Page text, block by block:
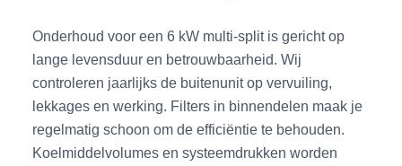
Onderhoud voor een 6 kW multi-split is gericht op
lange levensduur en betrouwbaarheid. Wij
controleren jaarlijks de buitenunit op vervuiling,
lekkages en werking. Filters in binnendelen maak je
regelmatig schoon om de efficiëntie te behouden.
Koelmiddelvolumes en systeemdrukken worden